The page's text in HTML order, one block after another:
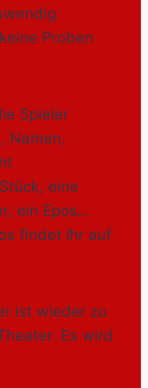
Proben
Spieler
Namen,
eine
ein Epos…
findet Ihr auf
ist wieder zu
Es wird